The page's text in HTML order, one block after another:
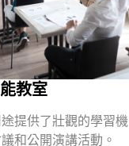
教室
提供了壯觀的學習機
和公開演講活動。